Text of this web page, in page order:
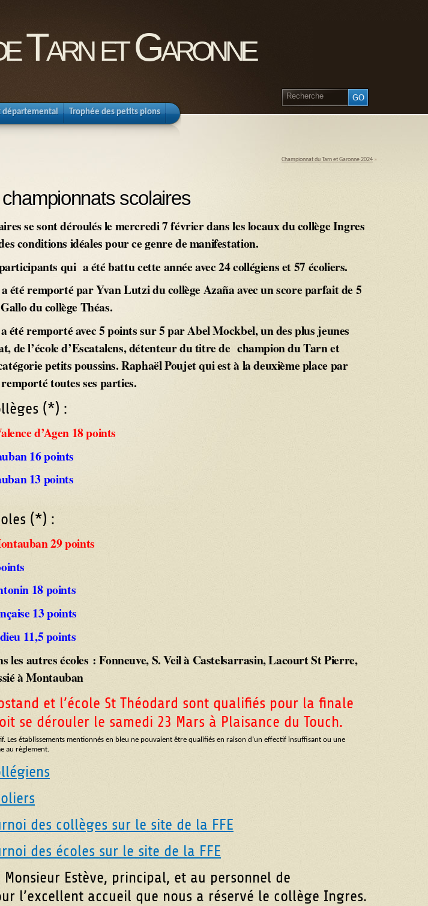
Tarn et Garonne
départemental Trophée des petits pions
Championnat du Tarn et Garonne 2024 »
scolaires
se sont déroulés le mercredi 7 février dans les locaux du collège Ingres
conditions idéales pour ce genre de manifestation.
qui a été battu cette année avec 24 collégiens et 57 écoliers.
été remporté par Yvan Lutzi du collège Azaña avec un score parfait de 5
du collège Théas.
été remporté avec 5 points sur 5 par Abel Mockbel, un des plus jeunes
de l’école d’Escatalens, détenteur du titre de champion du Tarn et
petits poussins. Raphaël Poujet qui est à la deuxième place par
toutes ses parties.
(*) :
d’Agen 18 points
16 points
13 points
(*) :
29 points
18 points
13 points
11,5 points
les autres écoles : Fonneuve, S. Veil à Castelsarrasin, Lacourt St Pierre,
à Montauban
et l’école St Théodard sont qualifiés pour la finale
se dérouler le samedi 23 Mars à Plaisance du Touch.
Les établissements mentionnés en bleu ne pouvaient être qualifiés en raison d’un effectif insuffisant ou une
au règlement.
des collèges sur le site de la FFE
des écoles sur le site de la FFE
Estève, principal, et au personnel de
l’excellent accueil que nous a réservé le collège Ingres.